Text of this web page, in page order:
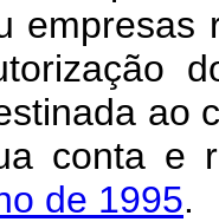
empresas
ao
conta e
de 1995.